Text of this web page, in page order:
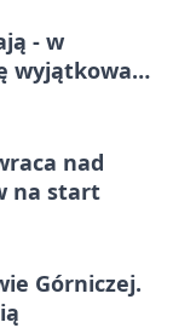
- w
wyjątkowa
nad
na start
Górniczej.